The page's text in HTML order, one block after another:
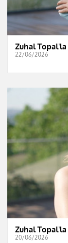
Zuhal Topal'la
22/06/2026
Zuhal Topal'la
20/06/2026